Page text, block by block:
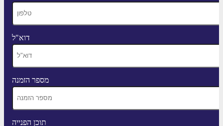
דוא"ל
מספר הזמנה
תוכן הפנייה